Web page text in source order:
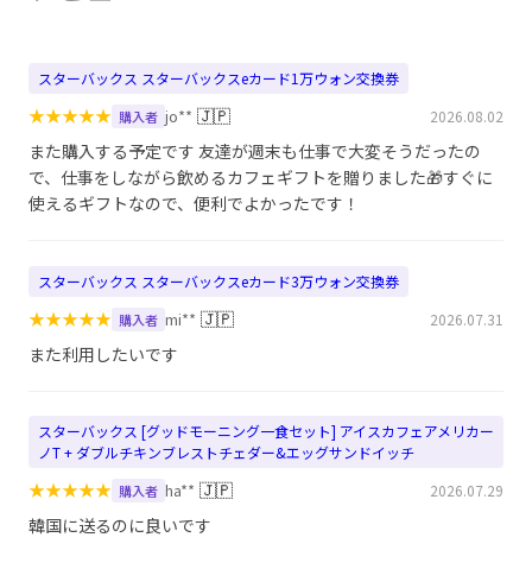
スターバックス スターバックスeカード1万ウォン交換券
★★★★★ 購入者 jo** 🇯🇵 2026.08.02
また購入する予定です 友達が週末も仕事で大変そうだったの
で、仕事をしながら飲めるカフェギフトを贈りました🎁すぐに
使えるギフトなので、便利でよかったです！
スターバックス スターバックスeカード3万ウォン交換券
★★★★★ 購入者 mi** 🇯🇵 2026.07.31
また利用したいです
スターバックス [グッドモーニング一食セット] アイスカフェアメリカー
ノT + ダブルチキンブレストチェダー&エッグサンドイッチ
★★★★★ 購入者 ha** 🇯🇵 2026.07.29
韓国に送るのに良いです